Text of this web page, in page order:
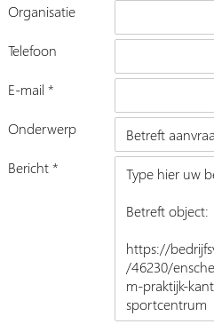
Organisatie
Telefoon
E-mail *
Onderwerp
Bericht *